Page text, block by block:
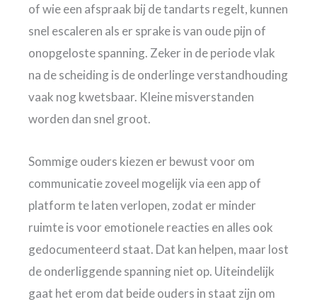
of wie een afspraak bij de tandarts regelt, kunnen
snel escaleren als er sprake is van oude pijn of
onopgeloste spanning. Zeker in de periode vlak
na de scheiding is de onderlinge verstandhouding
vaak nog kwetsbaar. Kleine misverstanden
worden dan snel groot.
Sommige ouders kiezen er bewust voor om
communicatie zoveel mogelijk via een app of
platform te laten verlopen, zodat er minder
ruimte is voor emotionele reacties en alles ook
gedocumenteerd staat. Dat kan helpen, maar lost
de onderliggende spanning niet op. Uiteindelijk
gaat het erom dat beide ouders in staat zijn om